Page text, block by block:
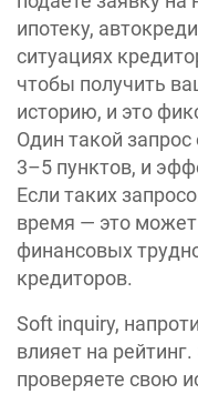
ипотеку,
ситуациях
чтобы получить
историю, и это
Один такой
3–5 пунктов, и
Если таких
время — это может
финансовых
кредиторов.
Soft inquiry,
влияет на
проверяете свою